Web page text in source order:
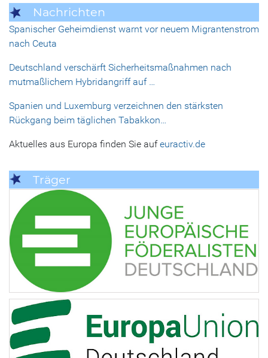
Nachrichten
Spanischer Geheimdienst warnt vor neuem Migrantenstrom
nach Ceuta
Deutschland verschärft Sicherheitsmaßnahmen nach
mutmaßlichem Hybridangriff auf …
Spanien und Luxemburg verzeichnen den stärksten
Rückgang beim täglichen Tabakkon…
Aktuelles aus Europa finden Sie aufeuractiv.de
Träger